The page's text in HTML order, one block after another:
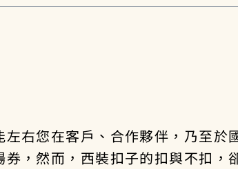
右您在客戶、合作夥伴，乃至於
，然而，西裝扣子的扣與不扣，